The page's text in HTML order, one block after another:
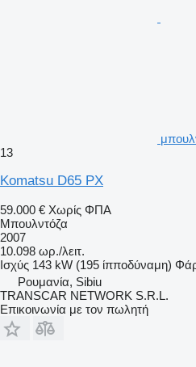
13
Komatsu D65 PX
59.000 € Χωρίς ΦΠΑ
Μπουλντόζα
2007
10.098 ωρ./λειτ.
Ισχύς 143 kW (195 ίπποδύναμη)
Ρουμανία, Sibiu
TRANSCAR NETWORK S.R.L.
Επικοινωνία με τον πωλητή